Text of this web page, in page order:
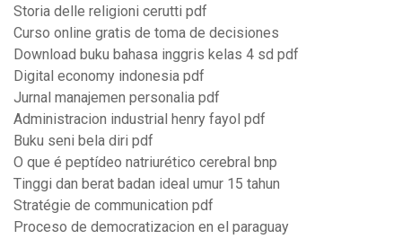
Storia delle religioni cerutti pdf
Curso online gratis de toma de decisiones
Download buku bahasa inggris kelas 4 sd pdf
Digital economy indonesia pdf
Jurnal manajemen personalia pdf
Administracion industrial henry fayol pdf
Buku seni bela diri pdf
O que é peptídeo natriurético cerebral bnp
Tinggi dan berat badan ideal umur 15 tahun
Stratégie de communication pdf
Proceso de democratizacion en el paraguay